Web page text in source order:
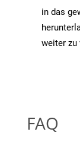
in das
weiter zu
FAQ